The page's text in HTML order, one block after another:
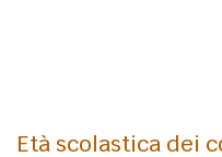
Età scolastica dei